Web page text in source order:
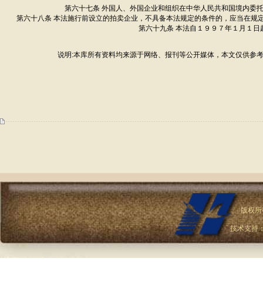
第六十七条 外国人、外国企业和组织在中华人民共和国境内委
第六十八条 本法施行前设立的拍卖企业，不具备本法规定的条件的，应当在
第六十九条 本法自１９９７年１月１日
说明:本库所有资料均来源于网络、报刊等公开媒体，本文仅供参
版权
技术支持